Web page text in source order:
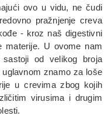
ovo u vidu, ne čudi
pražnjenje creva
- kroz naš digestivni
materije. U ovome nam
od velikog broja
znamo za loše
u crevima zbog kojih
virusima i drugim